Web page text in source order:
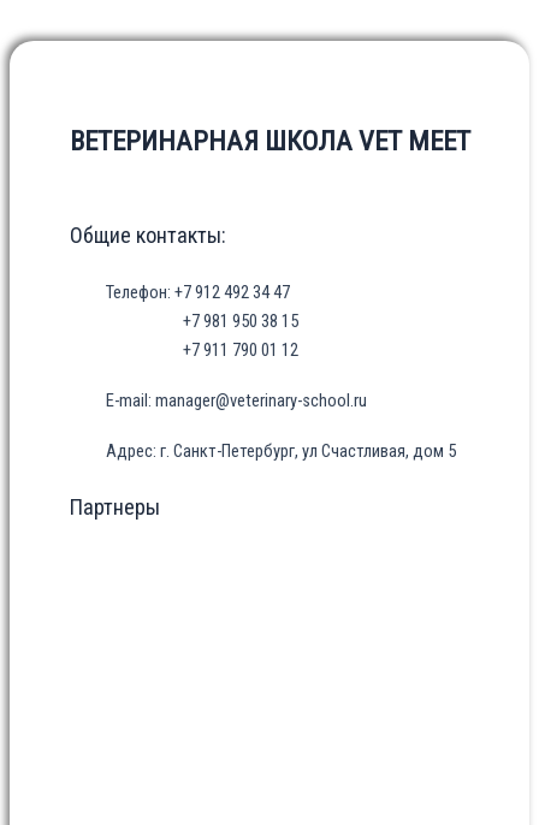
ВЕТЕРИНАРНАЯ ШКОЛА VET MEET
Общие контакты:
Телефон: +7 912 492 34 47
+7 981 950 38 15
+7 911 790 01 12
E-mail: manager@veterinary-school.ru
Адрес: г. Санкт-Петербург, ул Счастливая, дом 5
Партнеры